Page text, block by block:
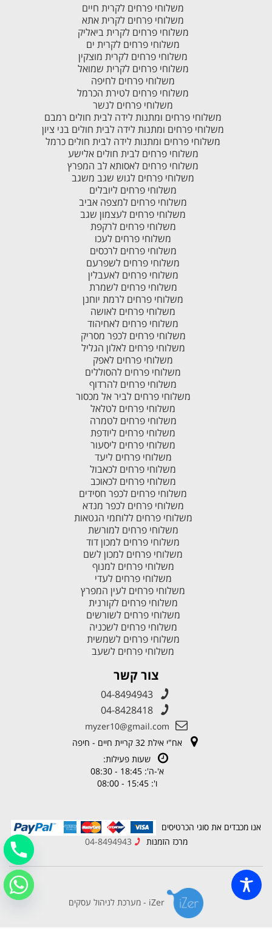
משלוחי פרחים לקרית חיים
משלוחי פרחים לקרית אתא
משלוחי פרחים לקרית ביאליק
משלוחי פרחים לקרית ים
משלוחי פרחים לקרית מוצקין
משלוחי פרחים לקרית שמואל
משלוחי פרחים לחיפה
משלוחי פרחים לטירת הכרמל
משלוחי פרחים לנשר
משלוחי פרחים ומתנות לידה לבית חולים רמבם
משלוחי פרחים ומתנות לידה לבית חולים בני ציון
משלוחי פרחים ומתנות לידה לבית חולים כרמל
משלוחי פרחים לבית חולים אלישע
משלוחי פרחים לאסותא לב המפרץ
משלוחי פרחים לגוש שגב משגב
משלוחי פרחים ליובלים
משלוחי פרחים למצפה אביב
משלוחי פרחים לעצמון שגב
משלוחי פרחים לרקפת
משלוחי פרחים לעכו
משלוחי פרחים לרכסים
משלוחי פרחים לשפרעם
משלוחי פרחים לאעבלין
משלוחי פרחים לשמרת
משלוחי פרחים לרמת יוחנן
משלוחי פרחים לאושה
משלוחי פרחים לאחיהוד
משלוחי פרחים לכפר מסריק
משלוחי פרחים לאלון הגליל
משלוחי פרחים לאפק
משלוחי פרחים להסוללים
משלוחי פרחים להרדוף
משלוחי פרחים לביר אל מכסור
משלוחי פרחים לטלאל
משלוחי פרחים לטמרה
משלוחי פרחים ליודפת
משלוחי פרחים ליסעור
משלוחי פרחים ליעד
משלוחי פרחים לכאבול
משלוחי פרחים לכאוכב
משלוחי פרחים לכפר חסידים
משלוחי פרחים לכפר מנדא
משלוחי פרחים ללוחמי הגטאות
משלוחי פרחים למורשת
משלוחי פרחים למכון דוד
משלוחי פרחים למכון לשם
משלוחי פרחים למנוף
משלוחי פרחים לעדי
משלוחי פרחים לעין המפרץ
משלוחי פרחים לקורנית
משלוחי פרחים לשורשים
משלוחי פרחים לשכניה
משלוחי פרחים לשמשית
משלוחי פרחים לשעב
צור קשר
04-8494943
04-8428418
myzer10@gmail.com
אח"י אילת 32 קריית חיים - חיפה
שעות פעילות:
א'-ה': 18:45 - 08:30
ו': 15:45 - 08:00
אנו מכבדים את סוגי הכרטיסים
מרכז הזמנות
iZer - מערכת לניהול עסקים